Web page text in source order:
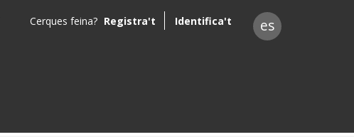
Cerques feina? Registra't Identifica't es